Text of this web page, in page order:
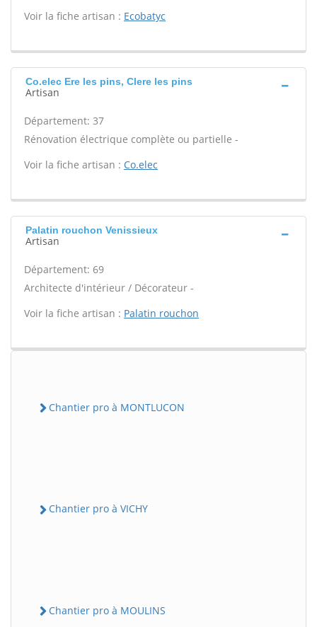
Voir la fiche artisan : Ecobatyc
Co.elec Ere les pins, Clere les pins
Artisan
Département: 37
Rénovation électrique complète ou partielle -
Voir la fiche artisan : Co.elec
Palatin rouchon Venissieux
Artisan
Département: 69
Architecte d'intérieur / Décorateur -
Voir la fiche artisan : Palatin rouchon
Chantier pro à MONTLUCON
Chantier pro à VICHY
Chantier pro à MOULINS